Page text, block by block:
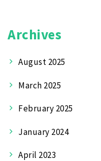
Archives
August 2025
March 2025
February 2025
January 2024
April 2023